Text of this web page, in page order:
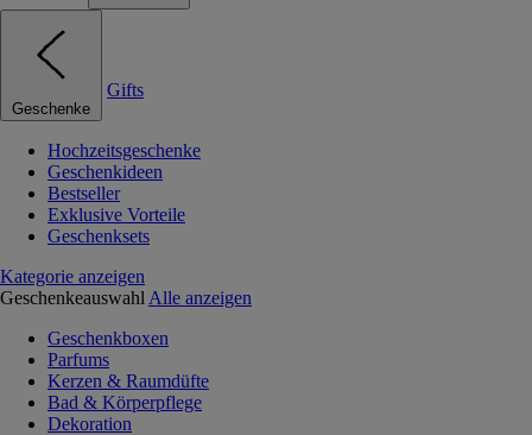
Geschenke
Gifts
Hochzeitsgeschenke
Geschenkideen
Bestseller
Exklusive Vorteile
Geschenksets
Kategorie anzeigen
Geschenkeauswahl Alle anzeigen
Geschenkboxen
Parfums
Kerzen & Raumdüfte
Bad & Körperpflege
Dekoration